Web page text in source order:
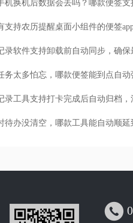
务太多怕忘，哪款便签能到点自动
待办没清空，哪款工具能自动顺延
